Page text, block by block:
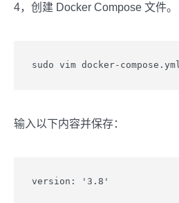
4，创建 Docker Compose 文件。
sudo vim docker-
输入以下内容并保存：
version: '3.8'